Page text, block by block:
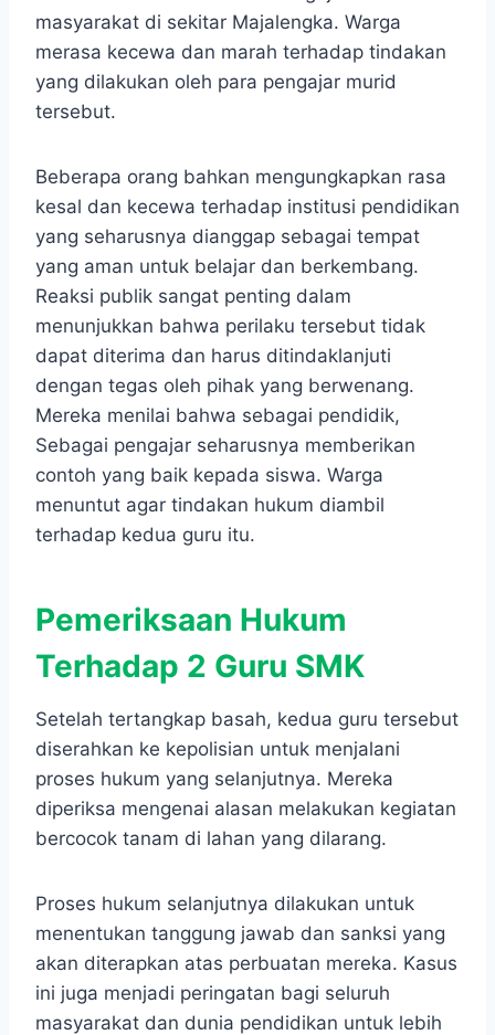
masyarakat di sekitar Majalengka. Warga
merasa kecewa dan marah terhadap tindakan
yang dilakukan oleh para pengajar murid
tersebut.
Beberapa orang bahkan mengungkapkan rasa
kesal dan kecewa terhadap institusi pendidikan
yang seharusnya dianggap sebagai tempat
yang aman untuk belajar dan berkembang.
Reaksi publik sangat penting dalam
menunjukkan bahwa perilaku tersebut tidak
dapat diterima dan harus ditindaklanjuti
dengan tegas oleh pihak yang berwenang.
Mereka menilai bahwa sebagai pendidik,
Sebagai pengajar seharusnya memberikan
contoh yang baik kepada siswa. Warga
menuntut agar tindakan hukum diambil
terhadap kedua guru itu.
Pemeriksaan Hukum
Terhadap 2 Guru SMK
Setelah tertangkap basah, kedua guru tersebut
diserahkan ke kepolisian untuk menjalani
proses hukum yang selanjutnya. Mereka
diperiksa mengenai alasan melakukan kegiatan
bercocok tanam di lahan yang dilarang.
Proses hukum selanjutnya dilakukan untuk
menentukan tanggung jawab dan sanksi yang
akan diterapkan atas perbuatan mereka. Kasus
ini juga menjadi peringatan bagi seluruh
masyarakat dan dunia pendidikan untuk lebih